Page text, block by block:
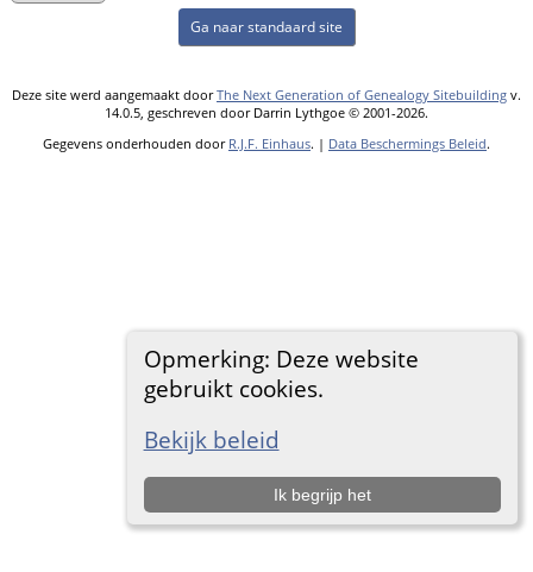
Opmerking: Deze website
gebruikt cookies.
Bekijk beleid
Ik begrijp het
Ga naar standaard site
Deze site werd aangemaakt doorThe Next Generation of Genealogy Sitebuilding v.
14.0.5, geschreven door Darrin Lythgoe © 2001-2026.
Gegevens onderhouden door R.J.F. Einhaus. | Data Beschermings Beleid.